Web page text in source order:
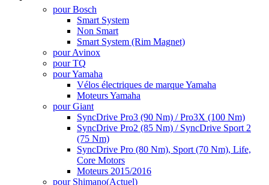
pour Bosch
Smart System
Non Smart
Smart System (Rim Magnet)
pour Avinox
pour TQ
pour Yamaha
Vélos électriques de marque Yamaha
Moteurs Yamaha
pour Giant
SyncDrive Pro3 (90 Nm) / Pro3X (100 Nm)
SyncDrive Pro2 (85 Nm) / SyncDrive Sport 2
(75 Nm)
SyncDrive Pro (80 Nm), Sport (70 Nm), Life,
Core Motors
Moteurs 2015/2016
pour Shimano(Actuel)